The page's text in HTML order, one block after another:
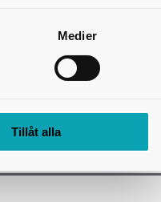
Medier
Tillåt alla